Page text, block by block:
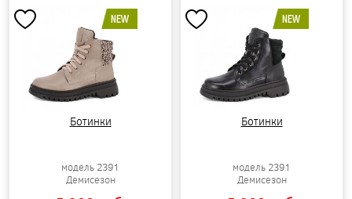
NEW
Ботинки
модель 2391
Демисезон
NEW
Ботинки
модель 2391
Демисезон